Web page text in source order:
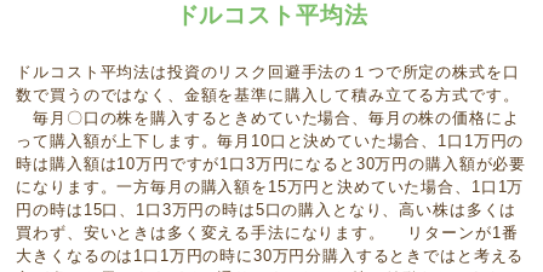
ドルコスト平均法
ドルコスト平均法は投資のリスク回避手法の１つで所定の株式を口
数で買うのではなく、金額を基準に購入して積み立てる方式です。
毎月〇口の株を購入するときめていた場合、毎月の株の価格によ
って購入額が上下します。毎月10口と決めていた場合、1口1万円の
時は購入額は10万円ですが1口3万円になると30万円の購入額が必要
になります。一方毎月の購入額を15万円と決めていた場合、1口1万
円の時は15口、1口3万円の時は5口の購入となり、高い株は多くは
買わず、安いときは多く変える手法になります。 リターンが1番
大きくなるのは1口1万円の時に30万円分購入するときではと考える